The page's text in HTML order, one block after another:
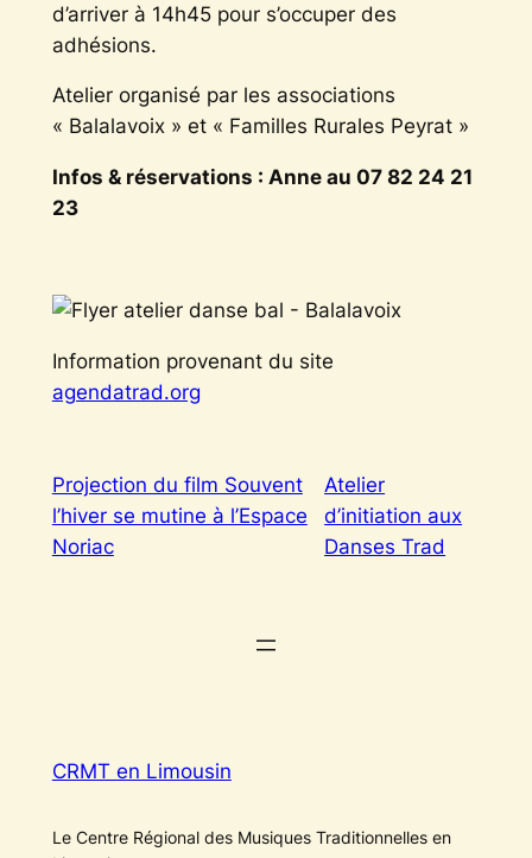
d’arriver à 14h45 pour s’occuper des
adhésions.
Atelier organisé par les associations
« Balalavoix » et « Familles Rurales Peyrat »
Infos & réservations : Anne au 07 82 24 21
23
Information provenant du site
agendatrad.org
Projection du film Souvent
l’hiver se mutine à l’Espace
Noriac
Atelier
d’initiation aux
Danses Trad
CRMT en Limousin
Le Centre Régional des Musiques Traditionnelles en